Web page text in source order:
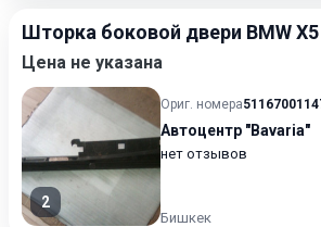
Шторка боковой двери BMW
Цена не указана
2
Ориг. номера
Автоцентр "Bavaria"
нет отзывов
Бишкек